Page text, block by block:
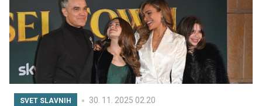
SVET SLAVNIH 30. 11. 2025 02.20